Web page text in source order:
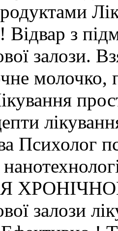
Відвар з
залози.
молочко,
Психолог
залози